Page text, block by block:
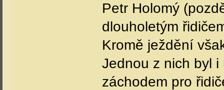
Petr Holomý
dlouholetým
Kromě ježdění
Jednou z nich byl
záchodem pro